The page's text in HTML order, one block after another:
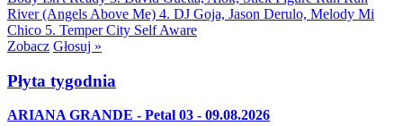
River (Angels Above Me) 4. DJ Goja, Jason Derulo, Melody Mi
Chico 5. Temper City Self Aware
Zobacz Głosuj »
Płyta tygodnia
ARIANA GRANDE - Petal 03 - 09.08.2026